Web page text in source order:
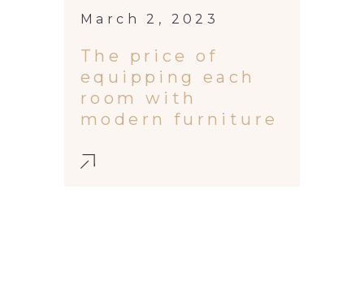
March 2, 2023
The price of
equipping each
room with
modern furniture